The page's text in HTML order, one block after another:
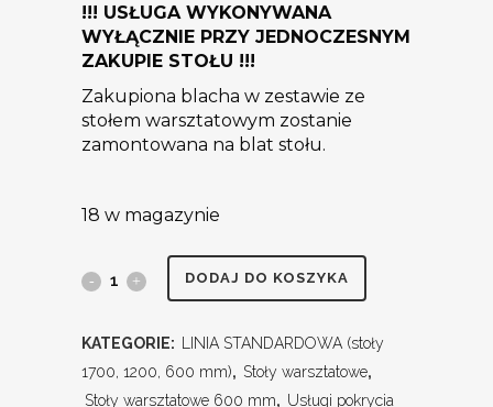
!!! USŁUGA WYKONYWANA
WYŁĄCZNIE PRZY JEDNOCZESNYM
ZAKUPIE STOŁU !!!
Zakupiona blacha w zestawie ze
stołem warsztatowym zostanie
zamontowana na blat stołu.
18 w magazynie
DODAJ DO KOSZYKA
KATEGORIE:
LINIA STANDARDOWA (stoły
1700, 1200, 600 mm), Stoły warsztatowe,
Stoły warsztatowe 600 mm, Usługi pokrycia